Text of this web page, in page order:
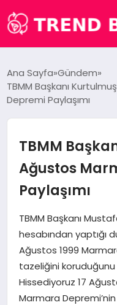
DÜNYA
MAGAZIN
SAĞLIK
SPOR
TEKNOLOJI
Ana Sayfa Gündem
TBMM Başkanı
Depremi Paylaşımı
TBMM
Ağustos
Paylaşımı
TBMM Başkanı
hesabından yaptığı
Ağustos 1999
tazeliğini koruduğunu
Hissediyoruz 17
Marmara